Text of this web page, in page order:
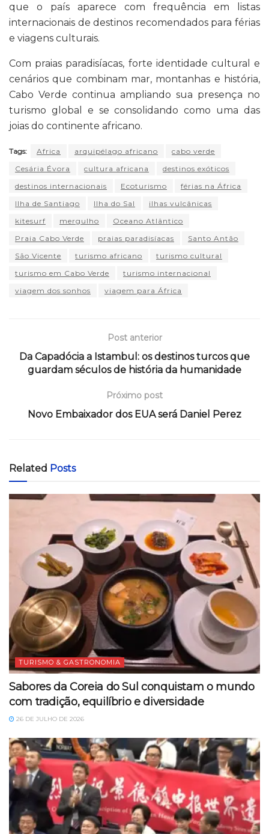
que o país aparece com frequência em listas
internacionais de destinos recomendados para férias
e viagens culturais.
Com praias paradisíacas, forte identidade cultural e
cenários que combinam mar, montanhas e história,
Cabo Verde continua ampliando sua presença no
turismo global e se consolidando como uma das
joias do continente africano.
Tags: Africa arquipélago africano
cabo verde
Cesária Évora
cultura africana
destinos exóticos
destinos internacionais
Ecoturismo
férias na África
Ilha de Santiago
Ilha do Sal
ilhas vulcânicas
kitesurf
mergulho
Oceano Atlântico
Praia Cabo Verde
praias paradisíacas
Santo Antão
São Vicente
turismo africano
turismo cultural
turismo em Cabo Verde
turismo internacional
viagem dos sonhos
viagem para África
Post anterior
Da Capadócia a Istambul: os destinos turcos que
guardam séculos de história da humanidade
Próximo post
Novo Embaixador dos EUA será Daniel Perez
Related Posts
TURISMO & GASTRONOMIA
Sabores da Coreia do Sul conquistam o mundo
com tradição, equilíbrio e diversidade
26 DE JULHO DE 2026